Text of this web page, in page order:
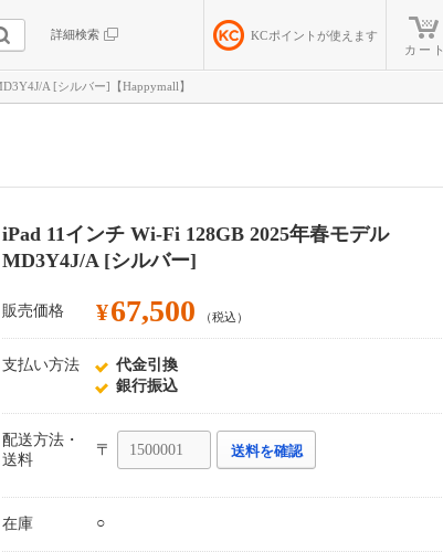
詳細検索 KCポイントが使えます
カート
A [シルバー]【Happymall】
iPad 11インチ Wi-Fi 128GB 2025年春モデル
MD3Y4J/A [シルバー]
販売価格 ¥67,500 （税込）
支払い方法
代金引換
銀行振込
配送方法・
送料
〒 送料を確認
在庫 ○